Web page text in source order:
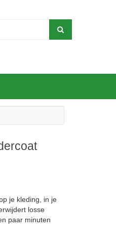
je kleding, in je
losse
paar minuten